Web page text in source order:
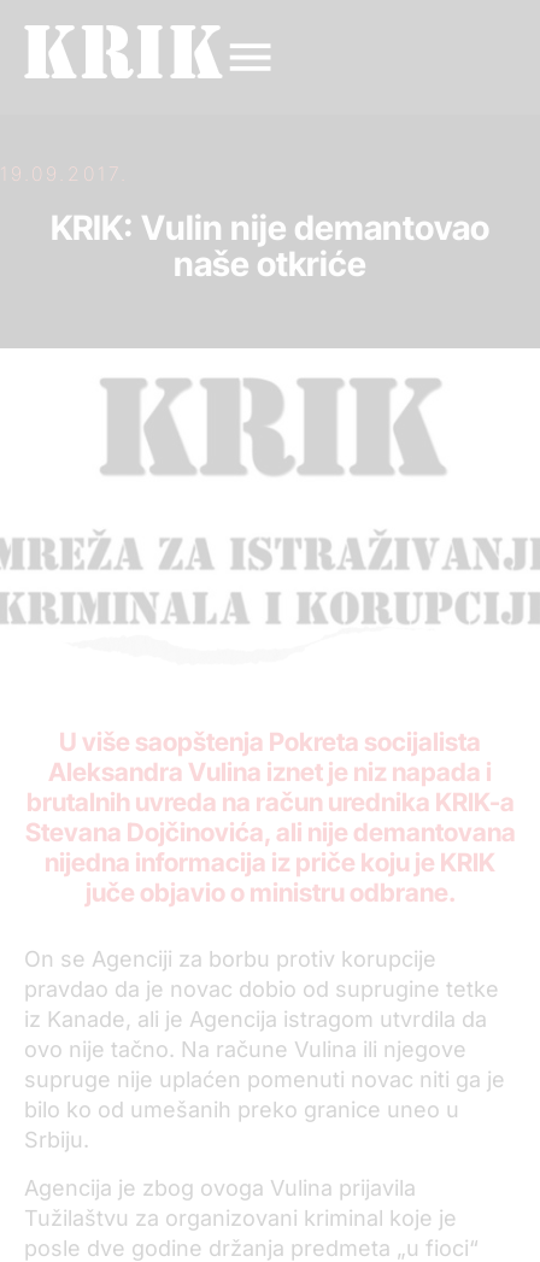
19.09.2017.
KRIK: Vulin nije demantovao
naše otkriće
U više saopštenja Pokreta socijalista
Aleksandra Vulina iznet je niz napada i
brutalnih uvreda na račun urednika KRIK-a
Stevana Dojčinovića, ali nije demantovana
nijedna informacija iz priče koju je KRIK
juče objavio o ministru odbrane.
On se Agenciji za borbu protiv korupcije
pravdao da je novac dobio od suprugine tetke
iz Kanade, ali je Agencija istragom utvrdila da
ovo nije tačno. Na račune Vulina ili njegove
supruge nije uplaćen pomenuti novac niti ga je
bilo ko od umešanih preko granice uneo u
Srbiju.
Agencija je zbog ovoga Vulina prijavila
Tužilaštvu za organizovani kriminal koje je
posle dve godine držanja predmeta „u fioci“